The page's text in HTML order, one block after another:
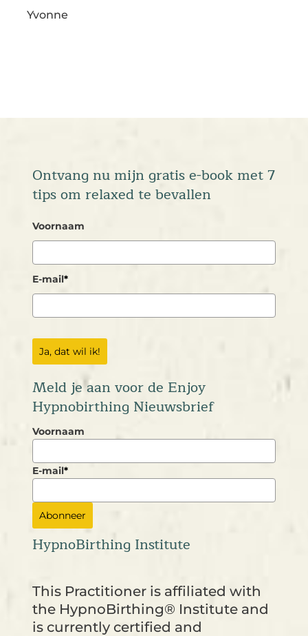
Yvonne
Ontvang nu mijn gratis e-book met 7
tips om relaxed te bevallen
Voornaam
E-mail*
Ja, dat wil ik!
Meld je aan voor de Enjoy
Hypnobirthing Nieuwsbrief
Voornaam
E-mail*
Abonneer
HypnoBirthing Institute
This Practitioner is affiliated with
the HypnoBirthing® Institute and
is currently certified and